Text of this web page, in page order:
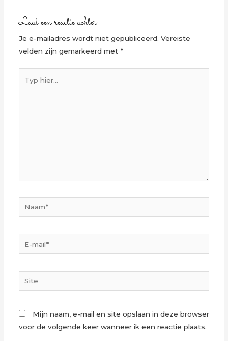
Laat een reactie achter
Je e-mailadres wordt niet gepubliceerd. Vereiste
velden zijn gemarkeerd met *
hier...
mail*
Site
Mijn naam, e-mail en site opslaan in deze browser
voor de volgende keer wanneer ik een reactie plaats.